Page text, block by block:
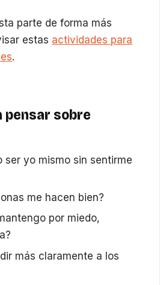
parte de forma más
estas actividades para
.
pensar sobre
ser yo mismo sin sentirme
me hacen bien?
por miedo,
más claramente a los